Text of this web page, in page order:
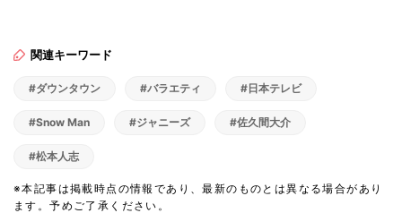
関連キーワード
#ダウンタウン #バラエティ #日本テレビ
#Snow Man #ジャニーズ #佐久間大介
#松本人志
※本記事は掲載時点の情報であり、最新のものとは異なる場合があり
ます。予めご了承ください。